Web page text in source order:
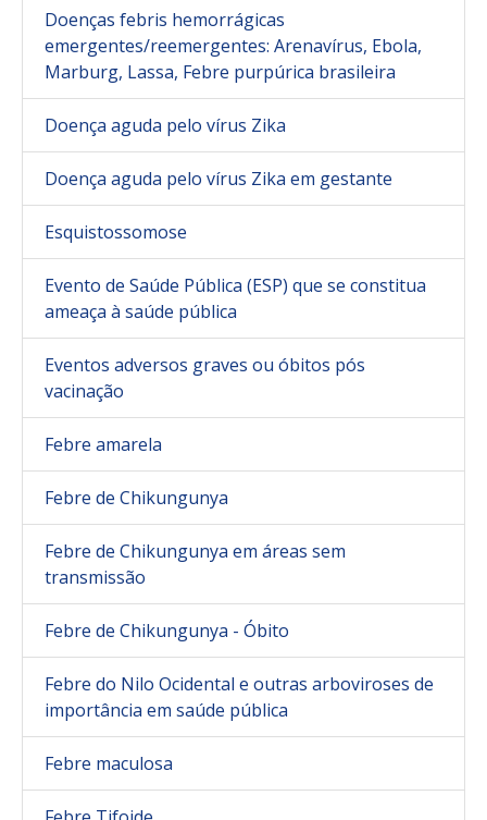
Doenças febris hemorrágicas
emergentes/reemergentes: Arenavírus, Ebola,
Marburg, Lassa, Febre purpúrica brasileira
Doença aguda pelo vírus Zika
Doença aguda pelo vírus Zika em gestante
Esquistossomose
Evento de Saúde Pública (ESP) que se constitua
ameaça à saúde pública
Eventos adversos graves ou óbitos pós
vacinação
Febre amarela
Febre de Chikungunya
Febre de Chikungunya em áreas sem
transmissão
Febre de Chikungunya - Óbito
Febre do Nilo Ocidental e outras arboviroses de
importância em saúde pública
Febre maculosa